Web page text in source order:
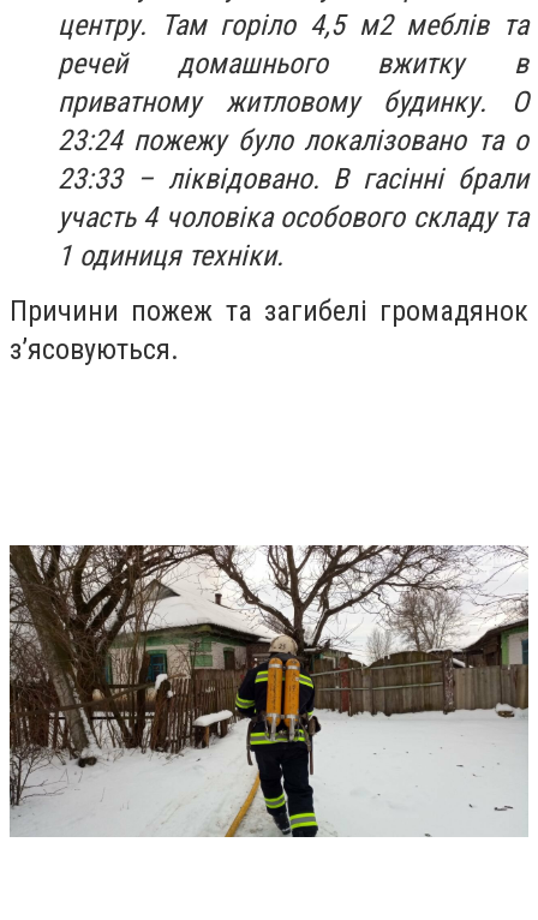
центру. Там горіло 4,5 м2 меблів та
речей домашнього вжитку в
приватному житловому будинку. О
23:24 пожежу було локалізовано та о
23:33 – ліквідовано. В гасінні брали
участь 4 чоловіка особового складу та
1 одиниця техніки.
Причини пожеж та загибелі громадянок
з’ясовуються.